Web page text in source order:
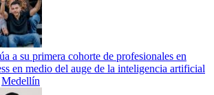
a su primera cohorte de profesionales en
en medio del auge de la inteligencia artificial
Medellín